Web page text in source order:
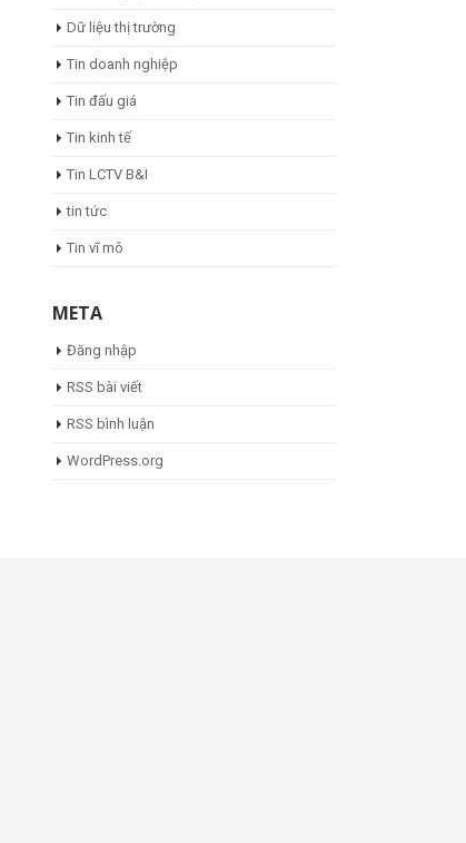
Dữ liệu thị trường
Tin doanh nghiệp
Tin đấu giá
Tin kinh tế
Tin LCTV B&I
tin tức
Tin vĩ mô
META
Đăng nhập
RSS bài viết
RSS bình luận
WordPress.org